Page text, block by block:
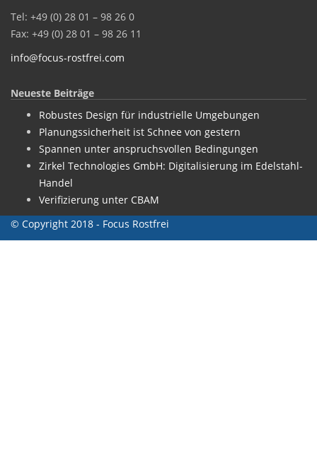
Tel: +49 (0) 28 01 – 98 26 0
Fax: +49 (0) 28 01 – 98 26 11
info@focus-rostfrei.com
Neueste Beiträge
Robustes Design für industrielle Umgebungen
Planungssicherheit ist Schnee von gestern
Spannen unter anspruchsvollen Bedingungen
Zirkel Technologies GmbH: Digitalisierung im Edelstahl-
Handel
Verifizierung unter CBAM
© Copyright 2018 - Focus Rostfrei